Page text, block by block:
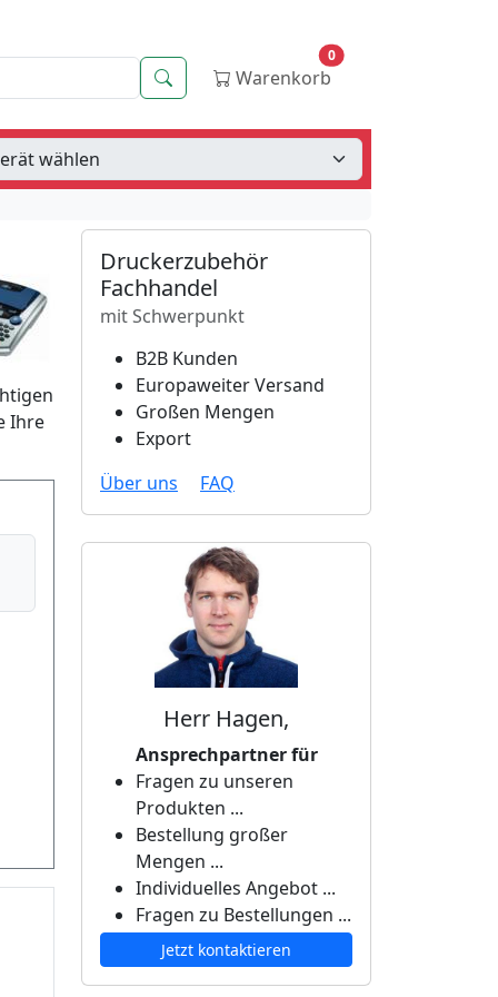
Suche Warenkorb
0
Ihre
Druckerzubehör
Fachhandel
mit Schwerpunkt
B2B Kunden
Europaweiter Versand
Großen Mengen
Export
Über uns
FAQ
Herr Hagen,
Ansprechpartner für
Fragen zu unseren
Produkten ...
Bestellung großer
Mengen ...
Individuelles Angebot ...
Fragen zu Bestellungen ...
Jetzt kontaktieren